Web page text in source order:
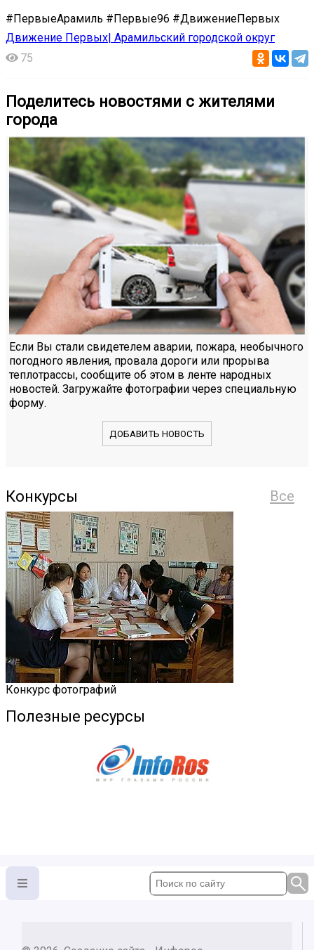
#ПервыеАрамиль #Первые96 #ДвижениеПервых
Движение Первых| Арамильский городской округ
75
Поделитесь новостями с жителями
города
Если Вы стали свидетелем аварии, пожара, необычного
погодного явления, провала дороги или прорыва
теплотрассы, сообщите об этом в ленте народных
новостей. Загружайте фотографии через специальную
форму.
ДОБАВИТЬ НОВОСТЬ
Все
Конкурсы
Конкурс фотографий
Полезные ресурсы